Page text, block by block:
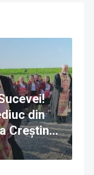
din
Creștină
anunță